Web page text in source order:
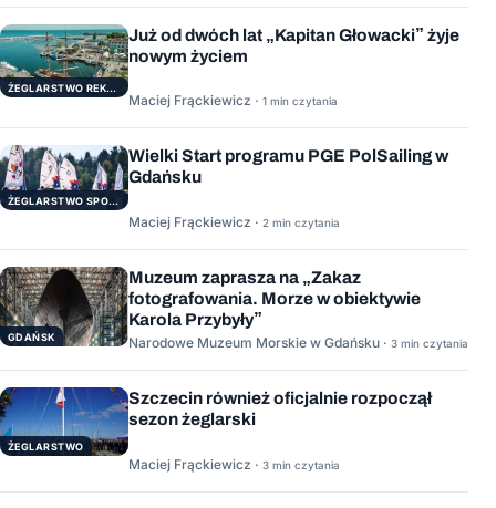
ŻEGLARSTWO REKERACYJNE
Już od dwóch lat „Kapitan Głowacki” żyje
nowym życiem
Maciej Frąckiewicz · 1 min czytania
ŻEGLARSTWO SPORTOWE
Wielki Start programu PGE PolSailing w
Gdańsku
Maciej Frąckiewicz · 2 min czytania
GDAŃSK
Muzeum zaprasza na „Zakaz
fotografowania. Morze w obiektywie
Karola Przybyły”
Narodowe Muzeum Morskie w Gdańsku · 3 min czytania
ŻEGLARSTWO
Szczecin również oficjalnie rozpoczął
sezon żeglarski
Maciej Frąckiewicz · 3 min czytania